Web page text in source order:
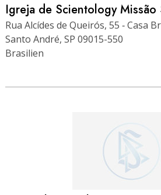
Igreja de Scientology
Rua Alcídes de Queirós, 55 ‑ Casa
Santo André, SP 09015-550
Brasilien